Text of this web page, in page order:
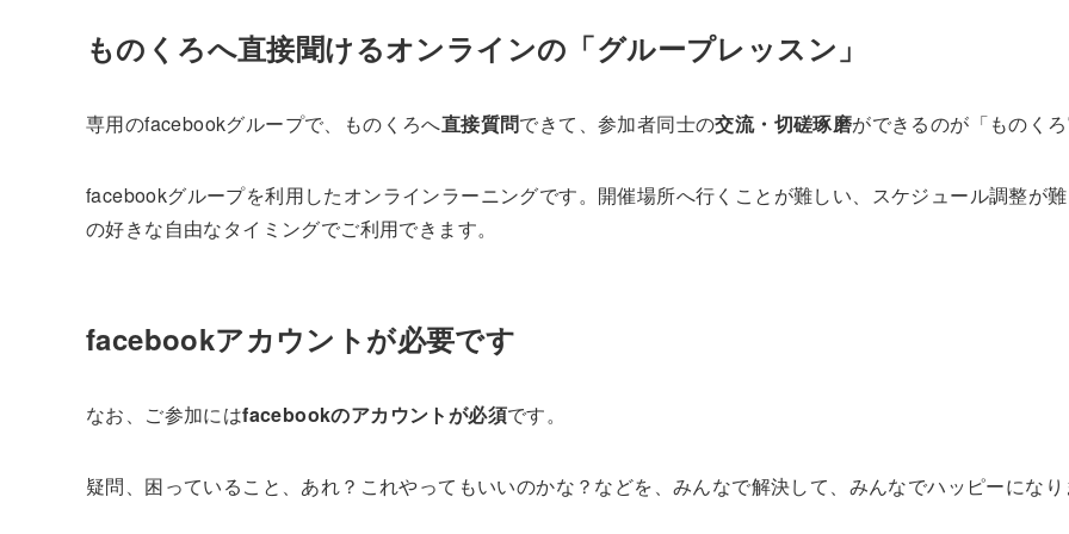
ものくろへ直接聞けるオンラインの「グループレッスン」
専用のfacebookグループで、ものくろへ直接質問できて、参加者同士の交流・切磋琢磨ができるのが「ものく
facebookグループを利用したオンラインラーニングです。開催場所へ行くことが難しい、スケジュール調整が
の好きな自由なタイミングでご利用できます。
facebookアカウントが必要です
なお、ご参加にはfacebookのアカウントが必須です。
疑問、困っていること、あれ？これやってもいいのかな？などを、みんなで解決して、みんなでハッピーにな